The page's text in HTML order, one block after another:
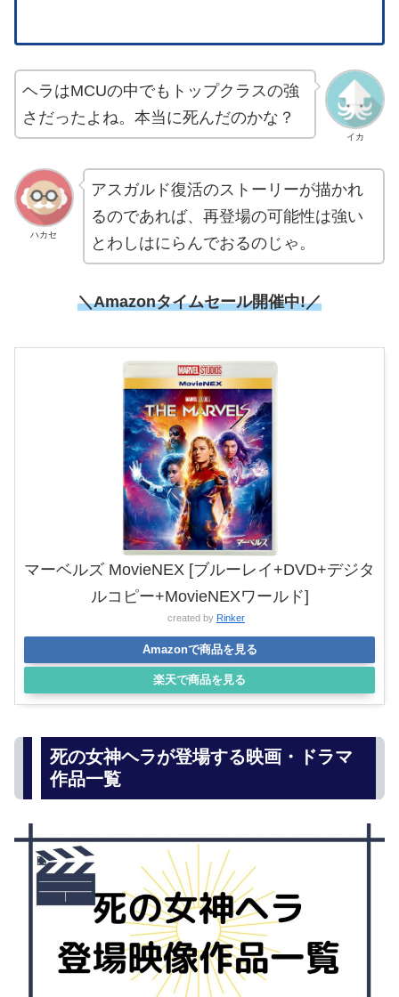
イカ
ヘラはMCUの中でもトップクラスの強
さだったよね。本当に死んだのかな？
ハカセ
アスガルド復活のストーリーが描かれ
るのであれば、再登場の可能性は強い
とわしはにらんでおるのじゃ。
＼Amazonタイムセール開催中!／
マーベルズ MovieNEX [ブルーレイ+DVD+デジタ
ルコピー+MovieNEXワールド]
created by Rinker
Amazonで商品を見る
楽天で商品を見る
死の女神ヘラが登場する映画・ドラマ
作品一覧